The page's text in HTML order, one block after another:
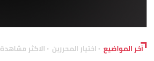
آخر المواضيع اختيار المحررين الاكثر مشاهدة